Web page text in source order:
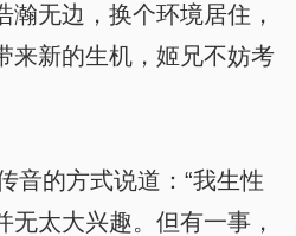
瀚无边，换个环境居住，
来新的生机，姬兄不妨考
的方式说道：“我生性
无太大兴趣。但有一事，